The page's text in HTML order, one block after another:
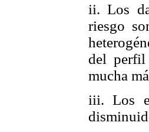
ii. Los
riesgo
del perfil
mucha
iii. Los